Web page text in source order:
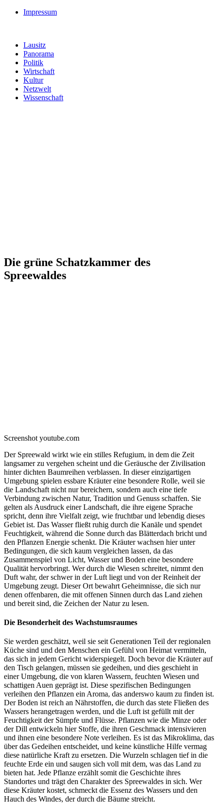
Impressum
Lausitz
Panorama
Politik
Wirtschaft
Kultur
Netzwelt
Wissenschaft
Die grüne Schatzkammer des
Spreewaldes
Screenshot youtube.com
Der Spreewald wirkt wie ein stilles Refugium, in dem die Zeit
langsamer zu vergehen scheint und die Geräusche der Zivilisation
hinter dichten Baumreihen verblassen. In dieser einzigartigen
Umgebung spielen essbare Kräuter eine besondere Rolle, weil sie
die Landschaft nicht nur bereichern, sondern auch eine tiefe
Verbindung zwischen Natur, Tradition und Genuss schaffen. Sie
gelten als Ausdruck einer Landschaft, die ihre eigene Sprache
spricht, denn ihre Vielfalt zeigt, wie fruchtbar und lebendig dieses
Gebiet ist. Das Wasser fließt ruhig durch die Kanäle und spendet
Feuchtigkeit, während die Sonne durch das Blätterdach bricht und
den Pflanzen Energie schenkt. Die Kräuter wachsen hier unter
Bedingungen, die sich kaum vergleichen lassen, da das
Zusammenspiel von Licht, Wasser und Boden eine besondere
Qualität hervorbringt. Wer durch die Wiesen schreitet, nimmt den
Duft wahr, der schwer in der Luft liegt und von der Reinheit der
Umgebung zeugt. Dieser Ort bewahrt Geheimnisse, die sich nur
denen offenbaren, die mit offenen Sinnen durch das Land ziehen
und bereit sind, die Zeichen der Natur zu lesen.
Die Besonderheit des Wachstumsraumes
Sie werden geschätzt, weil sie seit Generationen Teil der regionalen
Küche sind und den Menschen ein Gefühl von Heimat vermitteln,
das sich in jedem Gericht widerspiegelt. Doch bevor die Kräuter auf
den Tisch gelangen, müssen sie gedeihen, und dies geschieht in
einer Umgebung, die von klaren Wassern, feuchten Wiesen und
schattigen Auen geprägt ist. Diese spezifischen Bedingungen
verleihen den Pflanzen ein Aroma, das anderswo kaum zu finden ist.
Der Boden ist reich an Nährstoffen, die durch das stete Fließen des
Wassers herangetragen werden, und die Luft ist gefüllt mit der
Feuchtigkeit der Sümpfe und Flüsse. Pflanzen wie die Minze oder
der Dill entwickeln hier Stoffe, die ihren Geschmack intensivieren
und ihnen eine besondere Note verleihen. Es ist das Mikroklima, das
über das Gedeihen entscheidet, und keine künstliche Hilfe vermag
diese natürliche Kraft zu ersetzen. Die Wurzeln schlagen tief in die
feuchte Erde ein und saugen sich voll mit dem, was das Land zu
bieten hat. Jede Pflanze erzählt somit die Geschichte ihres
Standortes und trägt den Charakter des Spreewaldes in sich. Wer
diese Kräuter kostet, schmeckt die Essenz des Wassers und den
Hauch des Windes, der durch die Bäume streicht.